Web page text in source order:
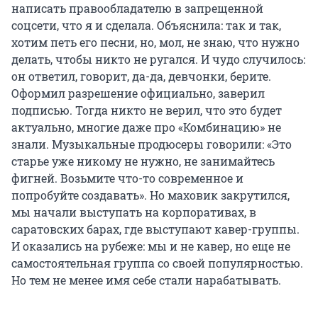
написать правообладателю в запрещенной
соцсети, что я и сделала. Объяснила: так и так,
хотим петь его песни, но, мол, не знаю, что нужно
делать, чтобы никто не ругался. И чудо случилось:
он ответил, говорит, да-да, девчонки, берите.
Оформил разрешение официально, заверил
подписью. Тогда никто не верил, что это будет
актуально, многие даже про «Комбинацию» не
знали. Музыкальные продюсеры говорили: «Это
старье уже никому не нужно, не занимайтесь
фигней. Возьмите что-то современное и
попробуйте создавать». Но маховик закрутился,
мы начали выступать на корпоративах, в
саратовских барах, где выступают кавер-группы.
И оказались на рубеже: мы и не кавер, но еще не
самостоятельная группа со своей популярностью.
Но тем не менее имя себе стали нарабатывать.